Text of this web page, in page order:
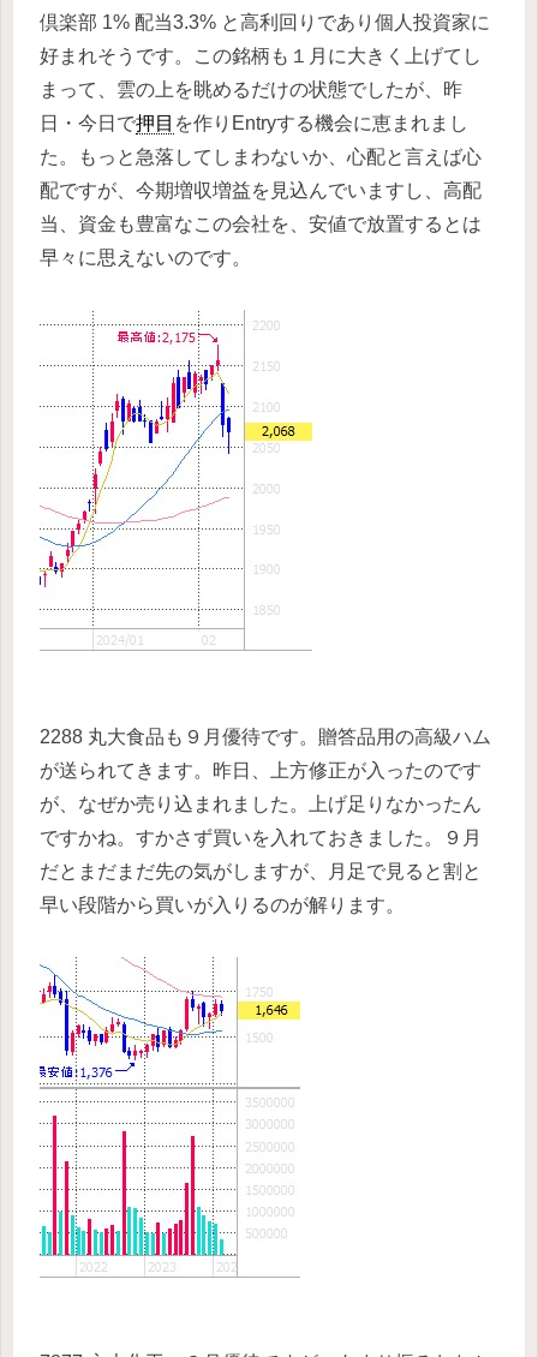
倶楽部 1% 配当3.3% と高利回りであり個人投資家に
好まれそうです。この銘柄も１月に大きく上げてし
まって、雲の上を眺めるだけの状態でしたが、昨
日・今日で押目 を作りEntryする機会に恵まれまし
た。もっと急落してしまわないか、心配と言えば心
配ですが、今期増収増益を見込んでいますし、高配
当、資金も豊富なこの会社を、安値で放置するとは
早々に思えないのです。
2288 丸大食品も９月優待です。贈答品用の高級ハム
が送られてきます。昨日、上方修正が入ったのです
が、なぜか売り込まれました。上げ足りなかったん
ですかね。すかさず買いを入れておきました。９月
だとまだまだ先の気がしますが、月足で見ると割と
早い段階から買いが入りるのが解ります。